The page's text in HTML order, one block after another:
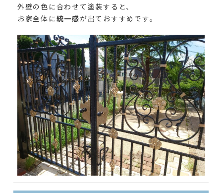
外壁の色に合わせて塗装すると、
お家全体に統一感が出ておすすめです。